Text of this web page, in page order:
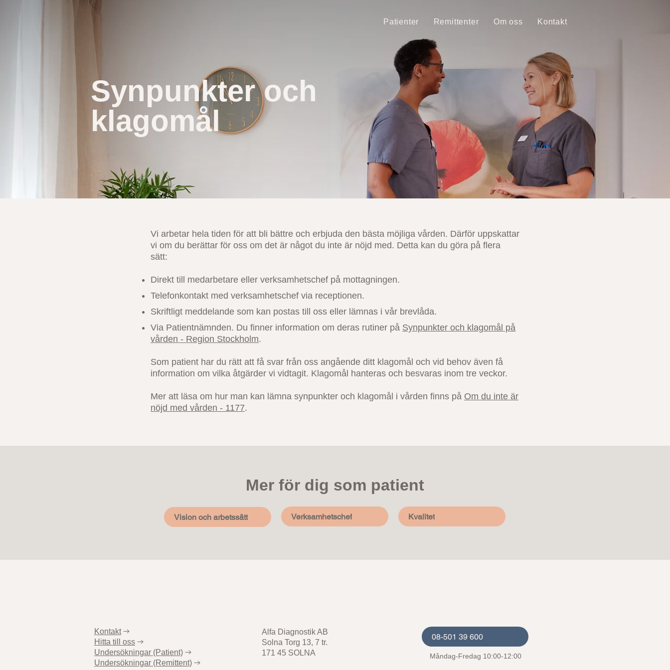
Patienter Remittenter Om oss Kontakt
Synpunkter och
klagomål
Vi arbetar hela tiden för att bli bättre och erbjuda den bästa möjliga vården. Därför uppskattar
vi om du berättar för oss om det är något du inte är nöjd med. Detta kan du göra på flera
sätt:
Direkt till medarbetare eller verksamhetschef på mottagningen.
Telefonkontakt med verksamhetschef via receptionen.
Skriftligt meddelande som kan postas till oss eller lämnas i vår brevlåda.
Via Patientnämnden. Du finner information om deras rutiner på Synpunkter och klagomål på
vården - Region Stockholm.
Som patient har du rätt att få svar från oss angående ditt klagomål och vid behov även få
information om vilka åtgärder vi vidtagit. Klagomål hanteras och besvaras inom tre veckor.
Mer att läsa om hur man kan lämna synpunkter och klagomål i vården finns på Om du inte är
nöjd med vården - 1177.
Mer för dig som patient
Vision och arbetssätt Verksamhetschef Kvalitet
Kontakt →
Hitta till oss →
Undersökningar (Patient) →
Undersökningar (Remittent) →
Alfa Diagnostik AB
Solna Torg 13, 7 tr.
171 45 SOLNA
08-501 39 600
Måndag-Fredag 10:00-12:00